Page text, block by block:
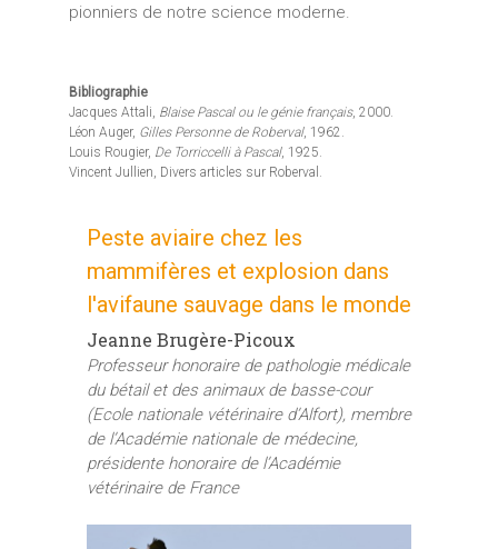
pionniers de notre science moderne.
Bibliographie
Jacques Attali, Blaise Pascal ou le génie français, 2000.
Léon Auger, Gilles Personne de Roberval, 1962.
Louis Rougier, De Torriccelli à Pascal, 1925.
Vincent Jullien, Divers articles sur Roberval.
Peste aviaire chez les
mammifères et explosion dans
l'avifaune sauvage dans le monde
Jeanne Brugère-Picoux
Professeur honoraire de pathologie médicale
du bétail et des animaux de basse-cour
(Ecole nationale vétérinaire d’Alfort), membre
de l’Académie nationale de médecine,
présidente honoraire de l’Académie
vétérinaire de France